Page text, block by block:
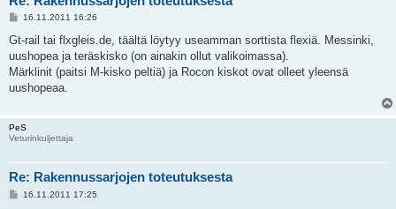
V
e
t
i
16.11.2011 16:26
Gt-rail tai flxgleis.de, täältä löytyy useamman sorttista flexiä. Messinki,
uushopea ja teräskisko (on ainakin ollut valikoimassa).
Märklinit (paitsi M-kisko peltiä) ja Rocon kiskot ovat olleet yleensä
uushopeaa.
PeS
Veturinkuljettaja
Re: Rakennussarjojen toteutuksesta
V16.11.2011 17:25